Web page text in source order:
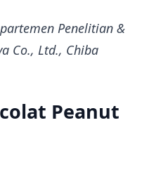
Penelitian &
Co., Ltd., Chiba
Peanut